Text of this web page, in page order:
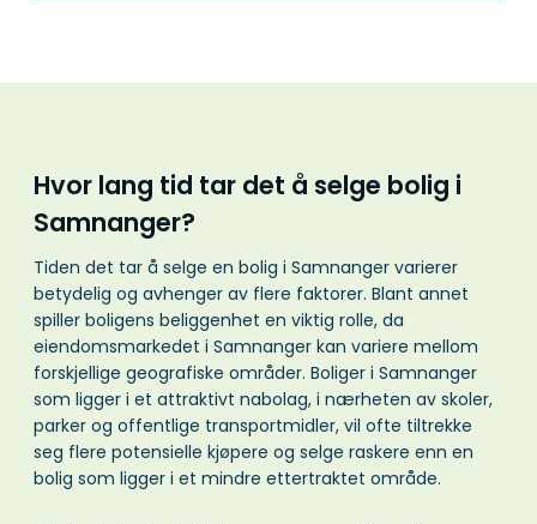
Hvor lang tid tar det å selge bolig i
Samnanger?
Tiden det tar å selge en bolig i Samnanger varierer
betydelig og avhenger av flere faktorer. Blant annet
spiller boligens beliggenhet en viktig rolle, da
eiendomsmarkedet i Samnanger kan variere mellom
forskjellige geografiske områder. Boliger i Samnanger
som ligger i et attraktivt nabolag, i nærheten av skoler,
parker og offentlige transportmidler, vil ofte tiltrekke
seg flere potensielle kjøpere og selge raskere enn en
bolig som ligger i et mindre ettertraktet område.